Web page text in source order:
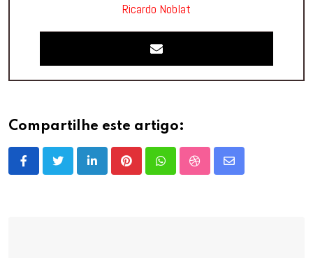
Ricardo Noblat
Compartilhe este artigo:
LinkedInPinterestWhatsappStumbleUpon
Share